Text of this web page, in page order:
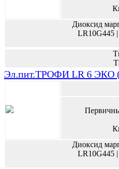
Диоксид
LR10G445
Эл.пит.ТРОФИ LR 6 ЭКО
Диоксид
LR10G445